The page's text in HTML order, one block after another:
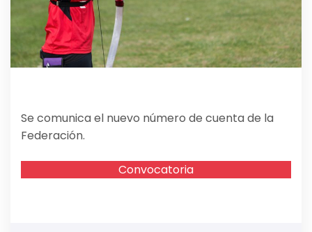
Se comunica el nuevo número de cuenta de la
Federación.
Convocatoria